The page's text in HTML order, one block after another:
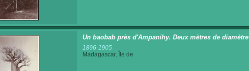
Un baobab près d'Ampanihy. Deux mètres de diamètre
1896-1905
Madagascar, Île de